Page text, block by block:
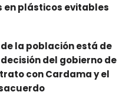
plásticos evitables
de la población está de
del gobierno de
con Cardama y el